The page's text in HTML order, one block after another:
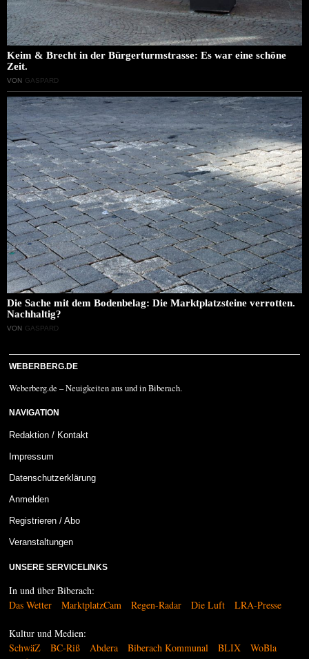
Keim & Brecht in der Bürgerturmstrasse: Es war eine schöne
Zeit.
VON GASPARD
Die Sache mit dem Bodenbelag: Die Marktplatzsteine verrotten.
Nachhaltig?
VON GASPARD
WEBERBERG.DE
Weberberg.de – Neuigkeiten aus und in Biberach.
NAVIGATION
Redaktion / Kontakt
Impressum
Datenschutzerklärung
Anmelden
Registrieren / Abo
Veranstaltungen
UNSERE SERVICELINKS
In und über Biberach:
Das Wetter
MarktplatzCam Regen-Radar Die Luft LRA-Presse
Kultur und Medien:
SchwäZ
BC-Riß Abdera Biberach Kommunal BLIX
WoBla